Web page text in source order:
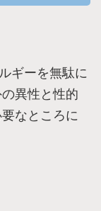
ギーを無駄に
異性と性的
なところに